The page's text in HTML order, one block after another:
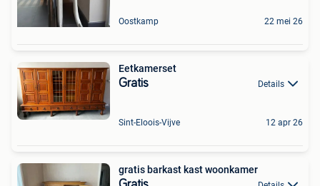
Oostkamp 22 mei 26
Eetkamerset
Gratis Details
Sint-Eloois-Vijve 12 apr 26
gratis barkast kast woonkamer